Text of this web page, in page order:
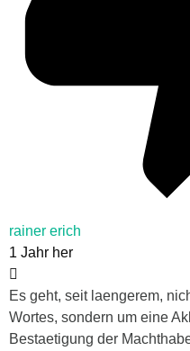
rainer erich
1 Jahr her
Es geht, seit laengerem,
Wortes, sondern um eine
Bestaetigung der